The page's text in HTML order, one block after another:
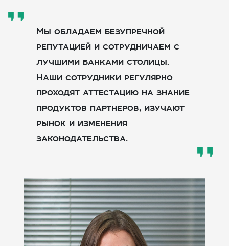
Мы обладаем безупречной
репутацией и сотрудничаем с
лучшими банками столицы.
Наши сотрудники регулярно
проходят аттестацию на знание
продуктов партнеров, изучают
рынок и изменения
законодательства.